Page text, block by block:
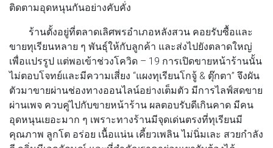
ติดตามอุดหนุนกันอย่างคับคั่ง
ร้านตั้งอยู่ที่ตลาดเลิศพรอำเภอหลังสวน คอยรับซื้อและ
ขายทุเรียนหลาย ๆ พันธุ์ให้กับลูกค้า และส่งไปยังตลาดใหญ่
เพื่อแปรรูป แต่พอเข้าช่วงโควิด – 19 การเปิดขายหน้าร้านนั้น
ไม่ตอบโจทย์และมีความเสี่ยง “แผงทุเรียนโกจู้ & ตุ๊กตา” จึงผัน
ตัวมาขายผ่านช่องทางออนไลน์อย่างเต็มตัว มีการไลฟ์สดขาย
ผ่านเพจ ควบคู่ไปกับขายหน้าร้าน ผลตอบรับดีเกินคาด มีคน
อุดหนุนเยอะมาก ๆ เพราะทางร้านมีจุดเด่นตรงที่ทุเรียนมี
คุณภาพ ลูกโต อร่อย เนื้อแน่น เคี้ยวเพลิน ไม่นิ่มเละ สวยกำลัง